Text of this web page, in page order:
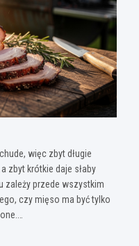
więc zbyt długie
zbyt krótkie daje słaby
zależy przede wszystkim
czy mięso ma być tylko